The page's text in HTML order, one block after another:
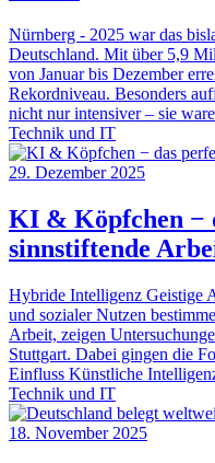
Nürnberg - 2025 war das
Deutschland. Mit über 5,9
von Januar bis Dezember
Rekordniveau. Besonders
nicht nur intensiver – sie
Technik und IT
29. Dezember 2025
KI & Köpfchen −
sinnstiftende
Hybride Intelligenz Geistige
und sozialer Nutzen
Arbeit, zeigen
Stuttgart. Dabei gingen die
Einfluss Künstliche
Technik und IT
18. November 2025